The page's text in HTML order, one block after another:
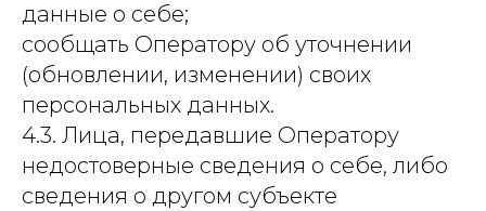
данные о себе;
сообщать Оператору об уточнении
(обновлении, изменении) своих
персональных данных.
4.3. Лица, передавшие Оператору
недостоверные сведения о себе, либо
сведения о другом субъекте